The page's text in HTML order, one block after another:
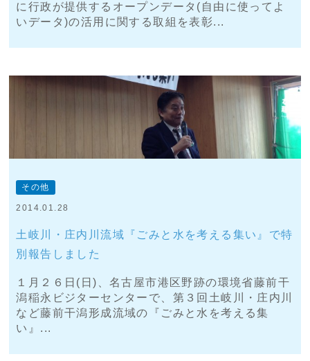
に行政が提供するオープンデータ(自由に使ってよ
いデータ)の活用に関する取組を表彰...
その他
2014.01.28
土岐川・庄内川流域『ごみと水を考える集い』で特
別報告しました
１月２６日(日)、名古屋市港区野跡の環境省藤前干
潟稲永ビジターセンターで、第３回土岐川・庄内川
など藤前干潟形成流域の『ごみと水を考える集
い』...